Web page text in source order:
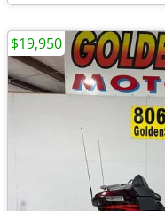
$19,950